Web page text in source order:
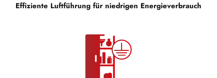
Effiziente Luftführung für niedrigen Energieverbrauch